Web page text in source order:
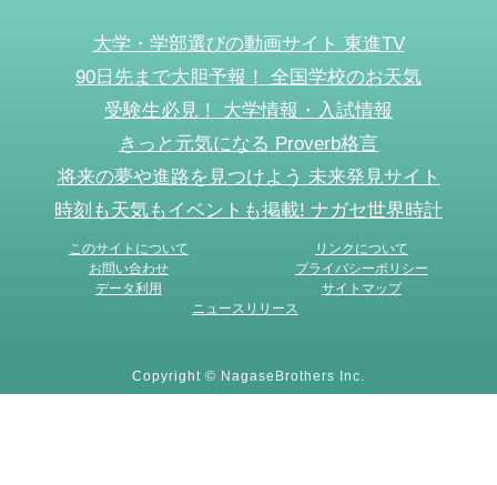
大学・学部選びの動画サイト 東進TV
90日先まで大胆予報！ 全国学校のお天気
受験生必見！ 大学情報・入試情報
きっと元気になる Proverb格言
将来の夢や進路を見つけよう 未来発見サイト
時刻も天気もイベントも掲載! ナガセ世界時計
このサイトについて
リンクについて
お問い合わせ
プライバシーポリシー
データ利用
サイトマップ
ニュースリリース
Copyright © NagaseBrothers Inc.